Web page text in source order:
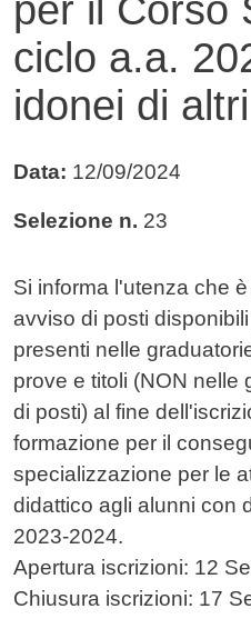
per il Corso
ciclo a.a.
idonei di
Data: 12/09/2024
Selezione n. 23
Contenuto
Si informa l'utenza che
avviso di posti
presenti nelle
prove e titoli (NON nelle
di posti) al fine
formazione per il
specializzazione per le
didattico agli alunni con
2023-2024.
Apertura iscrizioni: 12
Chiusura iscrizioni: 17